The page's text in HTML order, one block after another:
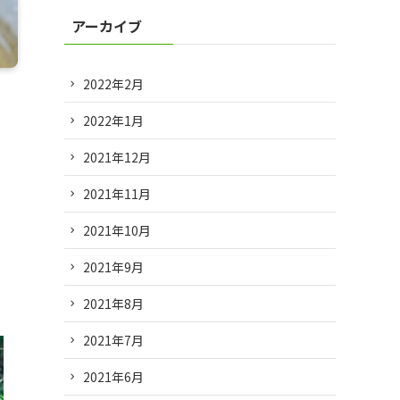
アーカイブ
2022年2月
2022年1月
2021年12月
2021年11月
2021年10月
2021年9月
2021年8月
2021年7月
2021年6月